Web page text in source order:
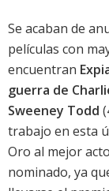
Se acaban de
películas con
encuentran
guerra de
Sweeney Todd
trabajo en esta
Oro al mejor
nominado, ya